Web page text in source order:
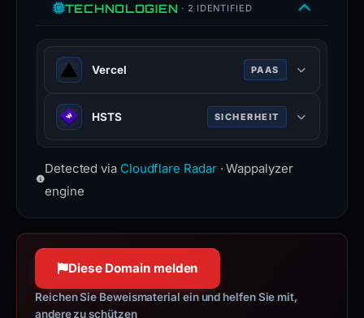
TECHNOLOGIEN · 2 IDENTIFIED
Vercel PAAS
Vercel is a cloud platform for static
frontends and serverless functions.
vercel.com
100 % Konfidenz
HSTS SICHERHEIT
HTTP Strict Transport Security
(HSTS) informs browsers that the
www.rfc-editor.org
Detected via Cloudflare Radar· Wappalyzer
engine
Diese Domain melden
Reichen Sie Beweismaterial ein und helfen Sie mit,
andere zu schützen